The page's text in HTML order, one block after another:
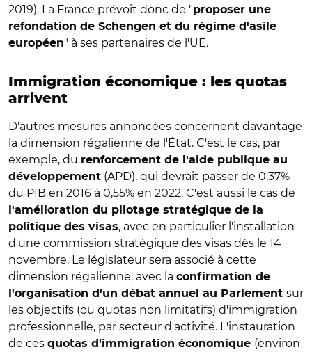
2019). La France prévoit donc de "proposer une
refondation de Schengen et du régime d'asile
européen" à ses partenaires de l'UE.
Immigration économique : les quotas
arrivent
D'autres mesures annoncées concernent davantage
la dimension régalienne de l'État. C'est le cas, par
exemple, du renforcement de l'aide publique au
développement (APD), qui devrait passer de 0,37%
du PIB en 2016 à 0,55% en 2022. C'est aussi le cas de
l'amélioration du pilotage stratégique de la
politique des visas, avec en particulier l'installation
d'une commission stratégique des visas dès le 14
novembre. Le législateur sera associé à cette
dimension régalienne, avec la confirmation de
l'organisation d'un débat annuel au Parlement sur
les objectifs (ou quotas non limitatifs) d'immigration
professionnelle, par secteur d'activité. L'instauration
de ces quotas d'immigration économique (environ